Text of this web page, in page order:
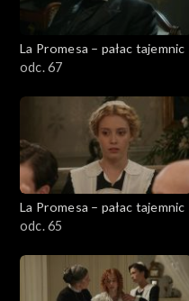
La Promesa – pałac tajemnic
odc. 67
La Promesa – pałac tajemnic
odc. 65